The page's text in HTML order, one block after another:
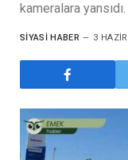
kameralara yansıdı.
SIYASI HABER 3